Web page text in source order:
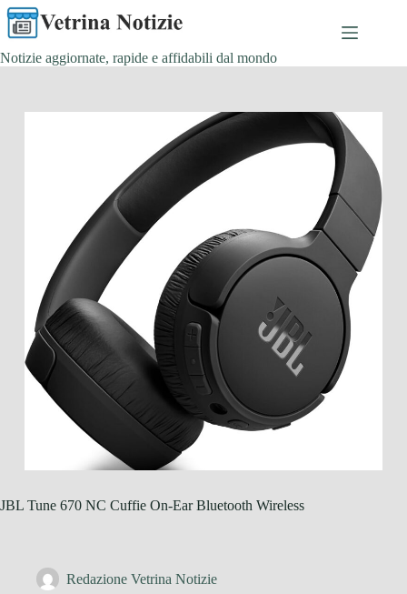
Salta
al
contenuto
Notizie aggiornate, rapide e affidabili dal mondo
JBL Tune 670 NC Cuffie On-Ear Bluetooth Wireless
Redazione Vetrina Notizie